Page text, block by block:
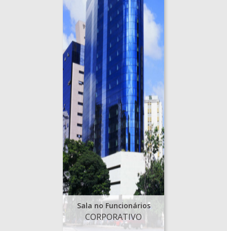
CORPORATIVO
Sala no Funcionários